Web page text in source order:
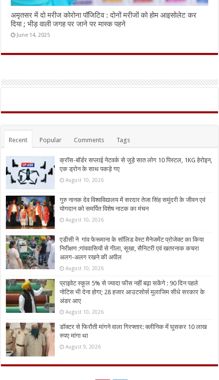
अमृतसर में दो मरीज कोरोना पॉजिटिव : दोनों मरीजों को होम आइसोलेट कर
दिया ; भीड़ वाली जगह पर जाने पर मास्क पहने
June 14, 2025
Recent Popular Comments Tags
क्रॉस-बॉर्डर सप्लाई नेटवर्क से जुड़े सात लोग 10 पिस्टल, 1KG हेरोइन,
एक ड्रोन के साथ पकड़े गए
August 10, 2026
गुरु नानक देव विश्वविद्यालय में सरदार तेजा सिंह समुंदरी के जीवन एवं
योगदान को समर्पित विशेष नाटक का मंचन
August 10, 2026
एडीसी ने गांव फेरूमाना के सॉलिड वेस्ट मैनेजमेंट प्रोजेक्ट का किया
निरीक्षण :गांववासियों से गीला, सूखा, सैनिटरी एवं खतरनाक कचरा
अलग-अलग रखने की अपील
August 10, 2026
प्राइवेट स्कूल 5% से ज्यादा फीस नहीं बढ़ा सकेंगे : 90 दिन पहले
नोटिस भी देना होगा; 28 हजार आउटसोर्स मुलाजिम सीधे सरकार के
अंडर आए
August 10, 2026
डॉक्टर से फिरौती मांगने वाला गिरफ्तार: क्लीनिक में घुसकर 10 लाख
रुपए मांगा था
August 9, 2026